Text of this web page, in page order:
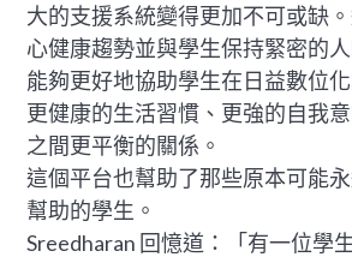
大的支援系統變得更加不可或缺
心健康趨勢並與學生保持緊密的
能夠更好地協助學生在日益數位
更健康的生活習慣、更強的自我
之間更平衡的關係。
這個平台也幫助了那些原本可能
幫助的學生。
Sreedharan 回憶道：「有一位學